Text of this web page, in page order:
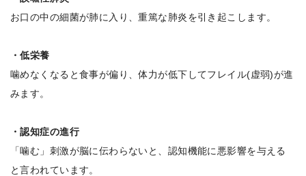
お口の中の細菌が肺に入り、重篤な肺炎を引き起こします。
・低栄養
噛めなくなると食事が偏り、体力が低下してフレイル(虚弱)が進
みます。
・認知症の進行
「噛む」刺激が脳に伝わらないと、認知機能に悪影響を与える
と言われています。